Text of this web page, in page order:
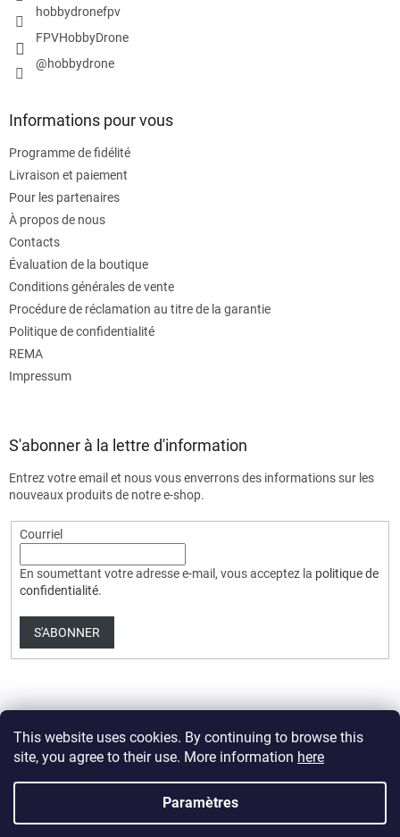
This website uses cookies. By continuing to browse this
site, you agree to their use. More information here
Paramètres
hobbydronefpv
FPVHobbyDrone
@hobbydrone
Informations pour vous
Programme de fidélité
Livraison et paiement
Pour les partenaires
À propos de nous
Contacts
Évaluation de la boutique
Conditions générales de vente
Procédure de réclamation au titre de la garantie
Politique de confidentialité
REMA
Impressum
S'abonner à la lettre d'information
Entrez votre email et nous vous enverrons des informations sur les
nouveaux produits de notre e-shop.
Courriel
En soumettant votre adresse e-mail, vous acceptez la politique de
confidentialité.
S'ABONNER